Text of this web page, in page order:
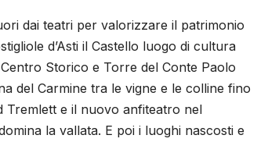
dai teatri per valorizzare il patrimonio
d’Asti il Castello luogo di cultura
Storico e Torre del Conte Paolo
del Carmine tra le vigne e le colline fino
Tremlett e il nuovo anfiteatro nel
la vallata. E poi i luoghi nascosti e